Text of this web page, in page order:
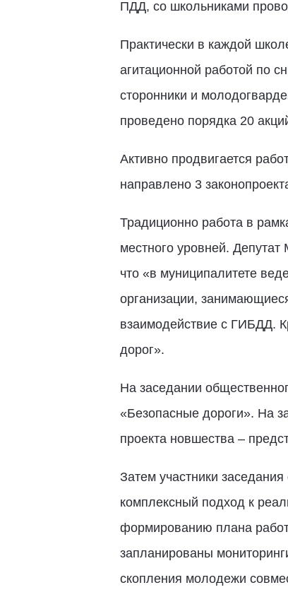
ПДД, со школьниками
Практически в каждой
агитационной работой по
сторонники и
проведено порядка 20
Активно продвигается
направлено 3
Традиционно работа в
местного уровней.
что «в муниципалитете
организации,
взаимодействие с ГИБДД.
дорог».
На заседании
«Безопасные дороги». На
проекта новшества –
Затем участники
комплексный подход к
формированию плана
запланированы
скопления молодежи